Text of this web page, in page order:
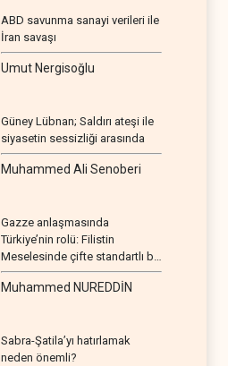
ABD savunma sanayi verileri ile
İran savaşı
Umut Nergisoğlu
Güney Lübnan; Saldırı ateşi ile
siyasetin sessizliği arasında
Muhammed Ali Senoberi
Gazze anlaşmasında
Türkiye’nin rolü: Filistin
Meselesinde çifte standartlı bir
seyir
Muhammed NUREDDİN
Sabra-Şatila’yı hatırlamak
neden önemli?